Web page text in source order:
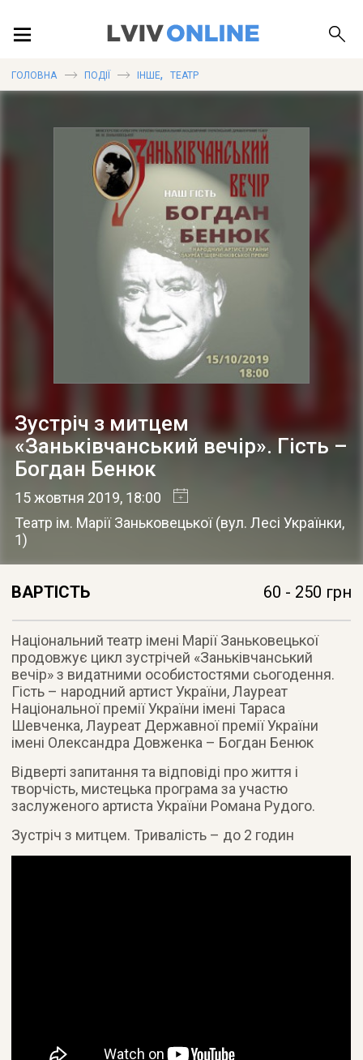
ПУБЛІКАЦІЇ
ГОЛОВНА ПОДІЇ ІНШЕ, ТЕАТР
Зустріч з митцем
«Заньківчанський вечір». Гість –
Богдан Бенюк
15 жовтня 2019, 18:00
Театр ім. Марії Заньковецької (вул. Лесі Українки,
1)
ВАРТІСТЬ 60 - 250 грн
Національний театр імені Марії Заньковецької
продовжує цикл зустрічей «Заньківчанський
вечір» з видатними особистостями сьогодення.
Гість – народний артист України, Лауреат
Національної премії України імені Тараса
Шевченка, Лауреат Державної премії України
імені Олександра Довженка – Богдан Бенюк
Відверті запитання та відповіді про життя і
творчість, мистецька програма за участю
заслуженого артиста України Романа Рудого.
Зустріч з митцем. Тривалість – до 2 годин